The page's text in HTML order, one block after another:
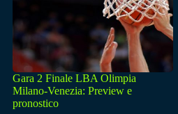
Gara 2 Finale LBA Olimpia
Milano-Venezia: Preview e
pronostico